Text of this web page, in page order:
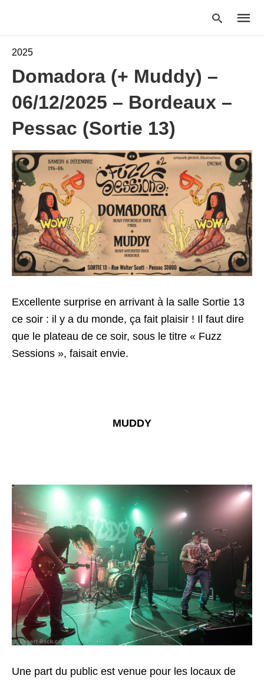
enter:
2025
Domadora (+ Muddy) –
06/12/2025 – Bordeaux –
Pessac (Sortie 13)
Excellente surprise en arrivant à la salle Sortie 13
ce soir : il y a du monde, ça fait plaisir ! Il faut dire
que le plateau de ce soir, sous le titre « Fuzz
Sessions », faisait envie.
MUDDY
Une part du public est venue pour les locaux de